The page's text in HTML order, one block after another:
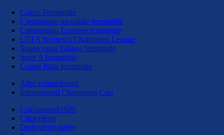
Calcio Femminile
Campionato mondiale femminile
Campionato Europeo femminile
UEFA Women's Champions League
Supercoppa Italiana femminile
Serie A femminile
Coppa Italia femminile
Altre competizioni
International Champions Cup
Calcionapoli1926
Cittaceleste
Derbyderbyderby